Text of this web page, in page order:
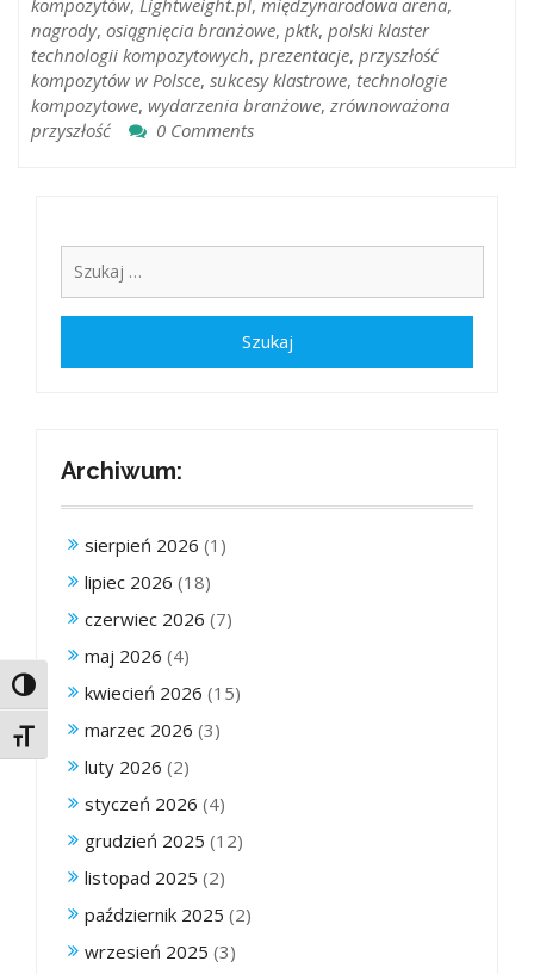
Toggle High Contrast
Toggle Font size
kompozytów, Lightweight.pl, międzynarodowa arena,
nagrody, osiągnięcia branżowe, pktk, polski klaster
technologii kompozytowych, prezentacje, przyszłość
kompozytów w Polsce, sukcesy klastrowe, technologie
kompozytowe, wydarzenia branżowe, zrównoważona
przyszłość
0 Comments
Archiwum:
sierpień 2026 (1)
lipiec 2026 (18)
czerwiec 2026 (7)
maj 2026 (4)
kwiecień 2026 (15)
marzec 2026 (3)
luty 2026 (2)
styczeń 2026 (4)
grudzień 2025 (12)
listopad 2025 (2)
październik 2025 (2)
wrzesień 2025 (3)